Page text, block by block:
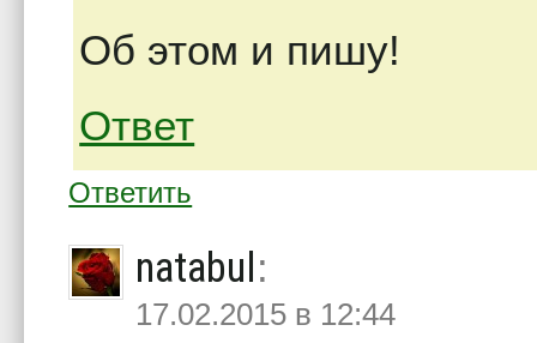
Об этом и пишу!
Ответ
Ответить
natabul:
17.02.2015 в 12:44